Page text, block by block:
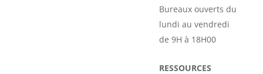
Bureaux ouverts du
lundi au vendredi
de 9H à 18H00
RESSOURCES